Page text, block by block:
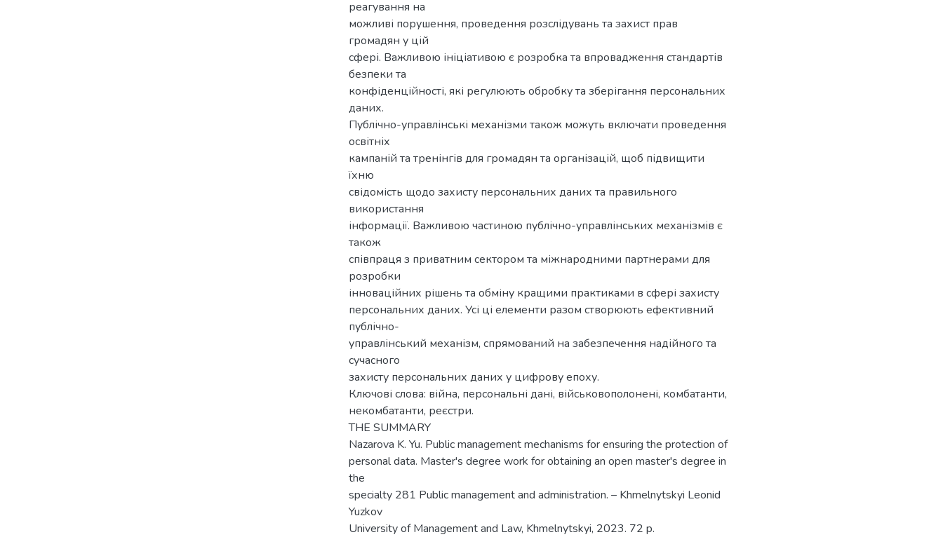
реагування на
можливі порушення, проведення розслідувань та захист прав
громадян у цій
сфері. Важливою ініціативою є розробка та впровадження стандартів
безпеки та
конфіденційності, які регулюють обробку та зберігання персональних
даних.
Публічно-управлінські механізми також можуть включати проведення
освітніх
кампаній та тренінгів для громадян та організацій, щоб підвищити
їхню
свідомість щодо захисту персональних даних та правильного
використання
інформації. Важливою частиною публічно-управлінських механізмів є
також
співпраця з приватним сектором та міжнародними партнерами для
розробки
інноваційних рішень та обміну кращими практиками в сфері захисту
персональних даних. Усі ці елементи разом створюють ефективний
публічно-
управлінський механізм, спрямований на забезпечення надійного та
сучасного
захисту персональних даних у цифрову епоху.
Ключові слова: війна, персональні дані, військовополонені, комбатанти,
некомбатанти, реєстри.
THE SUMMARY
Nazarova K. Yu. Public management mechanisms for ensuring the protection of
personal data. Master's degree work for obtaining an open master's degree in
the
specialty 281 Public management and administration. – Khmelnytskyi Leonid
Yuzkov
University of Management and Law, Khmelnytskyi, 2023. 72 p.